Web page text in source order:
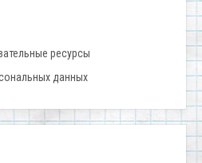
ресурсы
данных